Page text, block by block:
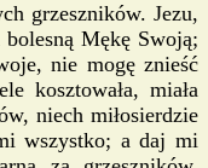
grzeszników. Jezu,
Mękę Swoją;
nie mogę znieść
kosztowała, miała
niech miłosierdzie
wszystko; a daj mi